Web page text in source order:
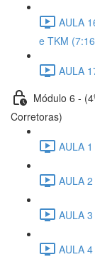
AULA
e TKM
AULA
Módulo 6 -
Corretoras)
AULA
AULA
AULA
AULA